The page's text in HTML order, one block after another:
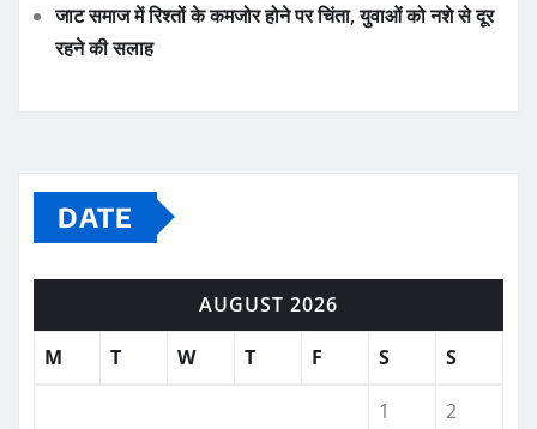
जाट समाज में रिश्तों के कमजोर होने पर चिंता, युवाओं को नशे से दूर
रहने की सलाह
DATE
AUGUST 2026
M
T W T F S S
1
2